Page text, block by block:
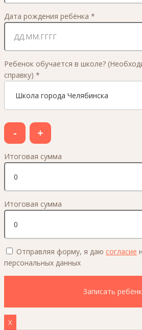
Дата рождения ребёнка *
Ребенок обучается в школе?
справку) *
- +
Итоговая сумма
Итоговая сумма
Отправляя форму, я даю согласие
персональных данных
X